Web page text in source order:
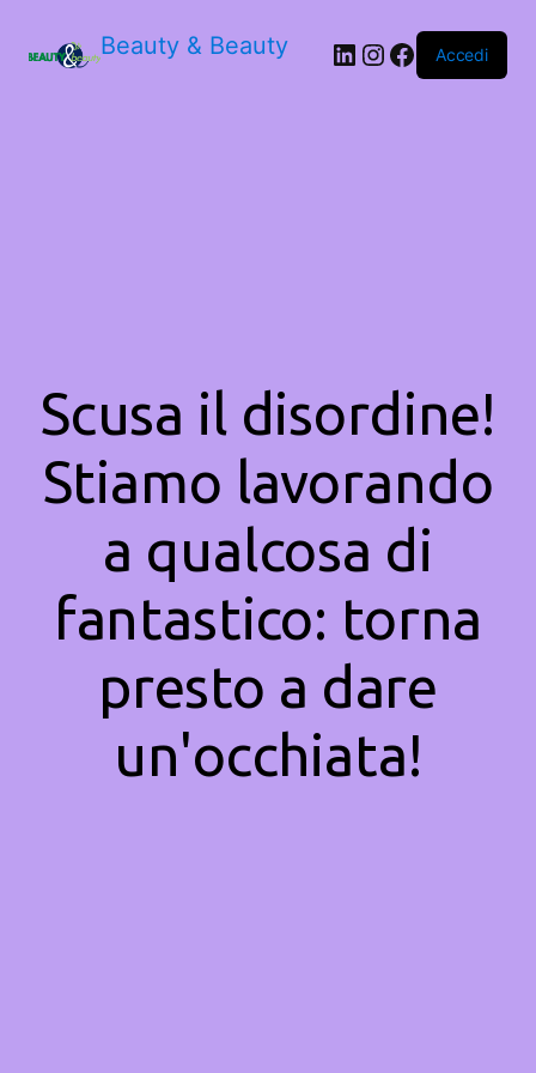
Beauty & Beauty LinkedIn
Instagram
Facebook
Accedi
Scusa il disordine!
Stiamo lavorando
a qualcosa di
fantastico: torna
presto a dare
un'occhiata!